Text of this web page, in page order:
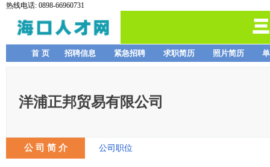
热线电话: 0898-66960731
首 页 招聘信息 紧急招聘 求职简历 照片简历
洋浦正邦贸易有限公司
公 司 简 介 公司职位